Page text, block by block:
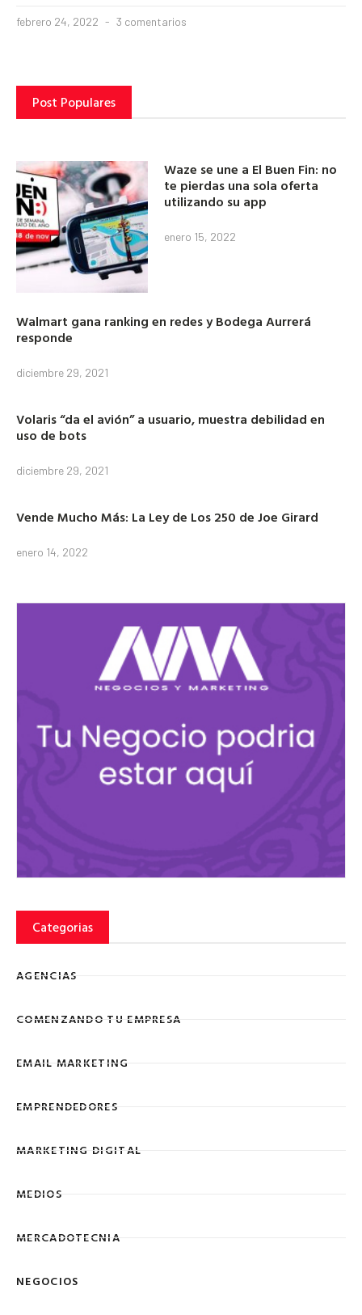
febrero 24, 2022 3 comentarios
Post Populares
Waze se une a El Buen Fin: no
te pierdas una sola oferta
utilizando su app
enero 15, 2022
Walmart gana ranking en redes y Bodega Aurrerá
responde
diciembre 29, 2021
Volaris “da el avión” a usuario, muestra debilidad en
uso de bots
diciembre 29, 2021
Vende Mucho Más: La Ley de Los 250 de Joe Girard
enero 14, 2022
Categorias
AGENCIAS
COMENZANDO TU EMPRESA
EMAIL MARKETING
EMPRENDEDORES
MARKETING DIGITAL
MEDIOS
MERCADOTECNIA
NEGOCIOS